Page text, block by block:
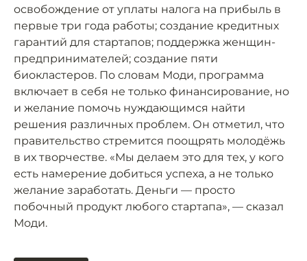
освобождение от уплаты налога на прибыль в
первые три года работы; создание кредитных
гарантий для стартапов; поддержка женщин-
предпринимателей; создание пяти
биокластеров. По словам Моди, программа
включает в себя не только финансирование, но
и желание помочь нуждающимся найти
решения различных проблем. Он отметил, что
правительство стремится поощрять молодёжь
в их творчестве. «Мы делаем это для тех, у кого
есть намерение добиться успеха, а не только
желание заработать. Деньги — просто
побочный продукт любого стартапа», — сказал
Моди.